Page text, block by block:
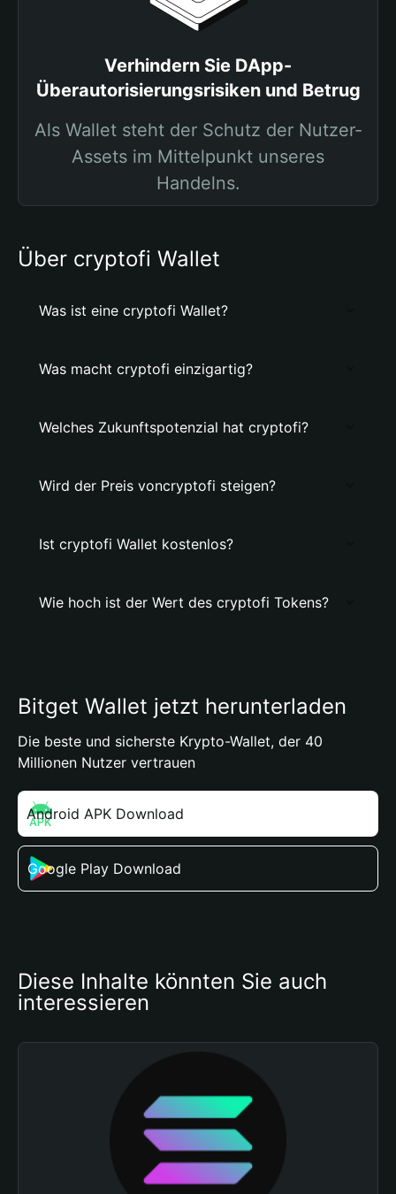
Verhindern Sie DApp-
Überautorisierungsrisiken und Betrug
Als Wallet steht der Schutz der Nutzer-
Assets im Mittelpunkt unseres
Handelns.
Über cryptofi Wallet
Was ist eine cryptofi Wallet?
Was macht cryptofi einzigartig?
Welches Zukunftspotenzial hat cryptofi?
Wird der Preis voncryptofi steigen?
Ist cryptofi Wallet kostenlos?
Wie hoch ist der Wert des cryptofi Tokens?
Bitget Wallet jetzt herunterladen
Die beste und sicherste Krypto-Wallet, der 40
Millionen Nutzer vertrauen
Android APK Download
Google Play Download
Diese Inhalte könnten Sie auch
interessieren